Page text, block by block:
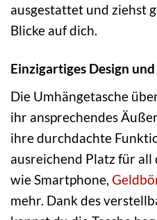
ausgestattet und ziehst
Blicke auf dich.
Einzigartiges Design
Die Umhängetasche
ihr ansprechendes
ihre durchdachte
ausreichend Platz für
wie Smartphone,
mehr. Dank des